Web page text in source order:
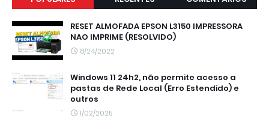
RESET ALMOFADA EPSON L3150 IMPRESSORA
NAO IMPRIME (RESOLVIDO)
8/24/2022
Windows 11 24h2, não permite acesso a
pastas de Rede Local (Erro Estendido) e
outros
1/02/2025